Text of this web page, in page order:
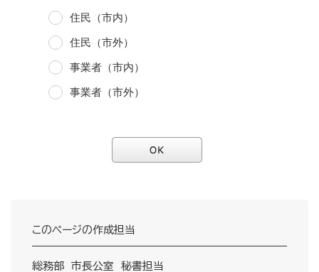
住民（市内）
住民（市外）
事業者（市内）
事業者（市外）
このページの作成担当
総務部 市長公室 秘書担当